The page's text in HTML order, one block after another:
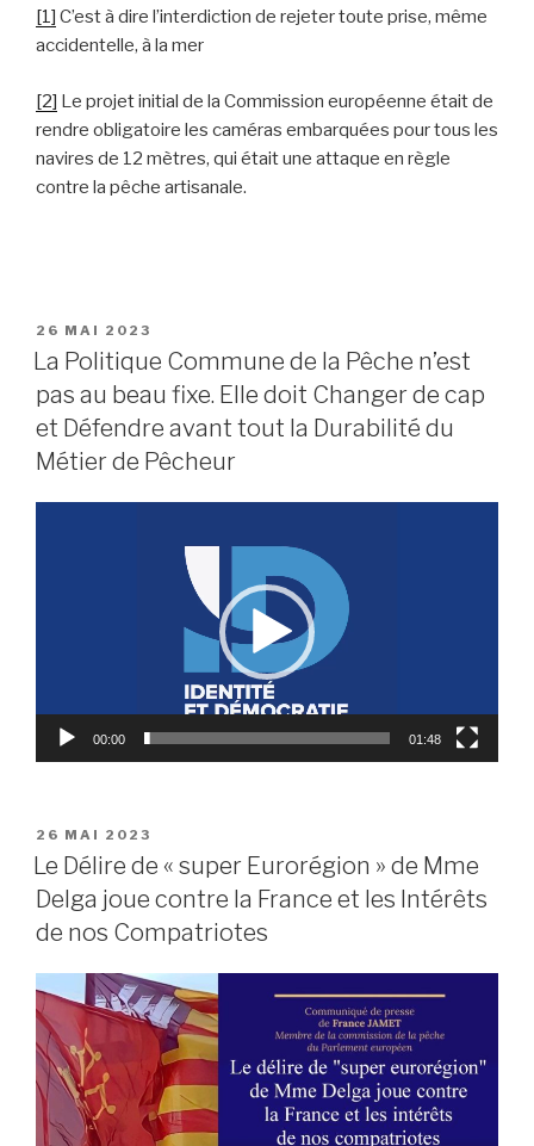
[1] C’est à dire l’interdiction de rejeter toute prise, même
accidentelle, à la mer
[2] Le projet initial de la Commission européenne était de
rendre obligatoire les caméras embarquées pour tous les
navires de 12 mètres, qui était une attaque en règle
contre la pêche artisanale.
PUBLIÉ
LE
26 MAI 2023
La Politique Commune de la Pêche n’est
pas au beau fixe. Elle doit Changer de cap
et Défendre avant tout la Durabilité du
Métier de Pêcheur
00:00 01:48
PUBLIÉ
LE
26 MAI 2023
Le Délire de « super Eurorégion » de Mme
Delga joue contre la France et les Intérêts
de nos Compatriotes